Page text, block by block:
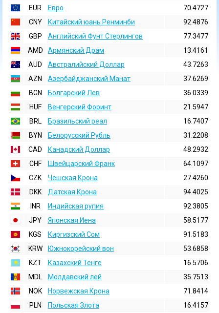
EUR
Евро
70.4727
CNY
Китайский юань Ренминби
92.4876
GBP
Английский Фунт Стерлингов
77.3477
AMD
Армянский Драм
13.4161
AUD
Австралийский Доллар
43.7263
AZN
Азербайджанский Манат
37.6269
BGN
Болгарский Лев
36.0339
HUF
Венгерский Форинт
21.5947
BRL
Бразильский реал
16.7407
BYN
Белорусский Рубль
31.2208
CAD
Канадский Доллар
48.2932
CHF
Швейцарский Франк
64.1097
CZK
Чешская Крона
27.4260
DKK
Датская Крона
94.4025
INR
Индийская pупия
92.3805
JPY
Японская Иена
58.5177
KGS
Киргизский Сом
91.5183
KRW
Южнокорейский вон
53.6858
KZT
Казахский Тенге
16.5706
MDL
Молдавский лей
35.7513
NOK
Норвежская Крона
71.8414
PLN
Польская Злота
16.4157